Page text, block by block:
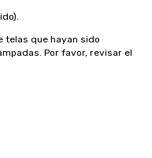
telas que hayan sido
Por favor, revisar el